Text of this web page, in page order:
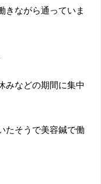
きながら通っていま
みなどの期間に集中
たそうで美容鍼で働